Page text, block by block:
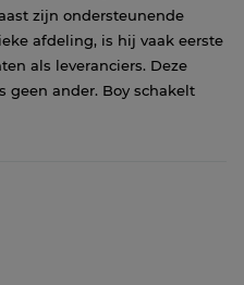
zijn ondersteunende
afdeling, is hij vaak eerste
als leveranciers. Deze
geen ander. Boy schakelt